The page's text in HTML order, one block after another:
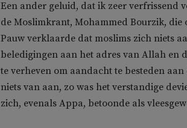
Een ander geluid, dat ik zeer verfrissend
de Moslimkrant, Mohammed Bourzik, die
Pauw verklaarde dat moslims zich niets
beledigingen aan het adres van Allah en
te verheven om aandacht te besteden
niets van aan, zo was het verstandige
zich, evenals Appa, betoonde als